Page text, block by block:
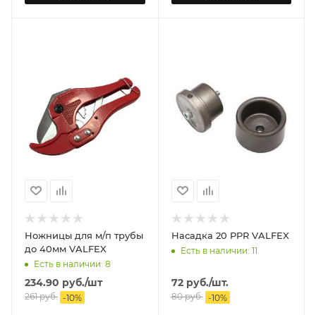
Ножницы для м/п трубы
до 40мм VALFEX
Есть в наличии: 8
234.90 руб./шт
261руб. -10%
Насадка 20 PPR VALFEX
Есть в наличии: 11
72руб./шт.
80руб. -10%